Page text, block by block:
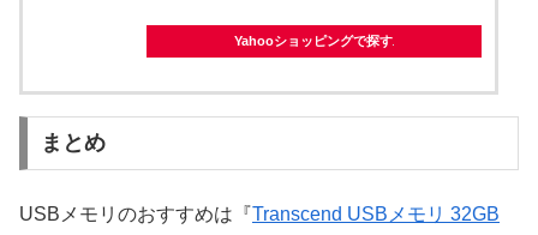
Yahooショッピングで探す
まとめ
USBメモリのおすすめは『Transcend USBメモリ 32GB